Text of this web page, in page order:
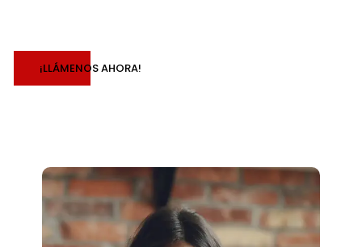
¡LLÁMENOS AHORA!